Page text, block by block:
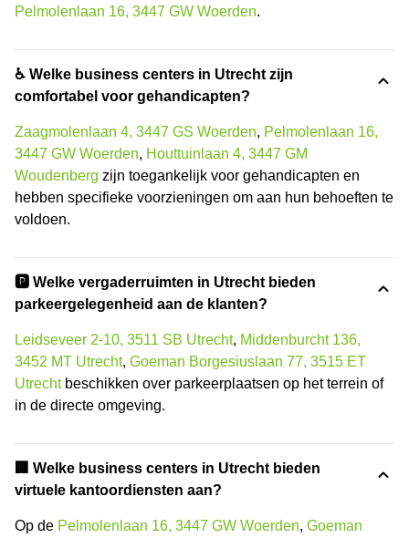
Pelmolenlaan 16, 3447 GW Woerden.
♿ Welke business centers in Utrecht zijn
comfortabel voor gehandicapten?
Zaagmolenlaan 4, 3447 GS Woerden, Pelmolenlaan 16,
3447 GW Woerden, Houttuinlaan 4, 3447 GM
Woudenberg zijn toegankelijk voor gehandicapten en
hebben specifieke voorzieningen om aan hun behoeften te
voldoen.
🅿️ Welke vergaderruimten in Utrecht bieden
parkeergelegenheid aan de klanten?
Leidseveer 2-10, 3511 SB Utrecht, Middenburcht 136,
3452 MT Utrecht, Goeman Borgesiuslaan 77, 3515 ET
Utrechtbeschikken over parkeerplaatsen op het terrein of
in de directe omgeving.
🏢 Welke business centers in Utrecht bieden
virtuele kantoordiensten aan?
Op de Pelmolenlaan 16, 3447 GW Woerden, Goeman